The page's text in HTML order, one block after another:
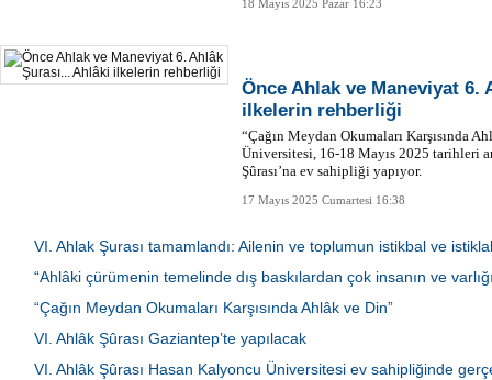
18 Mayıs 2025 Pazar 16:23
Önce Ahlak ve Maneviyat 6.
ilkelerin rehberliği
“Çağın Meydan Okumaları Karşısında
Üniversitesi, 16-18 Mayıs 2025 tarihleri
Şûrası’na ev sahipliği yapıyor.
17 Mayıs 2025 Cumartesi 16:38
VI. Ahlak Şurası tamamlandı: Ailenin ve toplumun istikbal ve
“Ahlâki çürümenin temelinde dış baskılardan çok insanın ve
“Çağın Meydan Okumaları Karşısında Ahlâk ve Din”
VI. Ahlâk Şûrası Gaziantep’te yapılacak
VI. Ahlâk Şûrası Hasan Kalyoncu Üniversitesi ev sahipliğinde